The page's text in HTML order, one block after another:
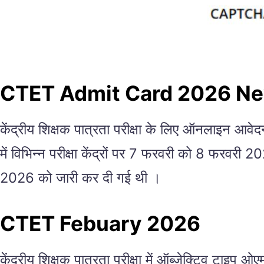
CTET Admit Card 2026
केंद्रीय शिक्षक पात्रता परीक्षा के लिए ऑनलाइन
में विभिन्न परीक्षा केंद्रों पर 7 फरवरी को 8 फरवरी
2026 को जारी कर दी गई थी ।
CTET Febuary 2026
केंद्रीय शिक्षक पात्रता परीक्षा में ऑब्जेक्टिव